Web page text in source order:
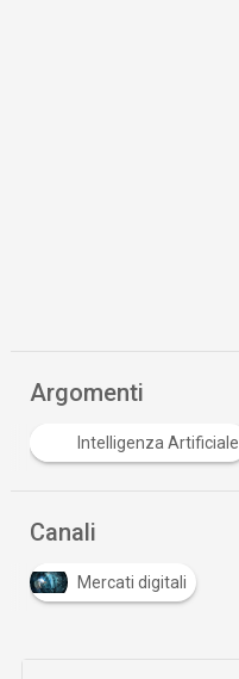
Argomenti
Intelligenza Artificiale
Canali
Mercati digitali